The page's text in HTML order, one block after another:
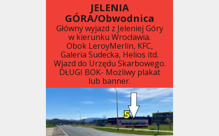
JELENIA
GÓRA/Obwodnica
Główny wyjazd z Jeleniej Góry
w kierunku Wrocławia.
Obok LeroyMerlin, KFC,
Galeria Sudecka, Helios itd.
Wjazd do Urzędu Skarbowego.
DŁUGI BOK- Możliwy plakat
lub banner.